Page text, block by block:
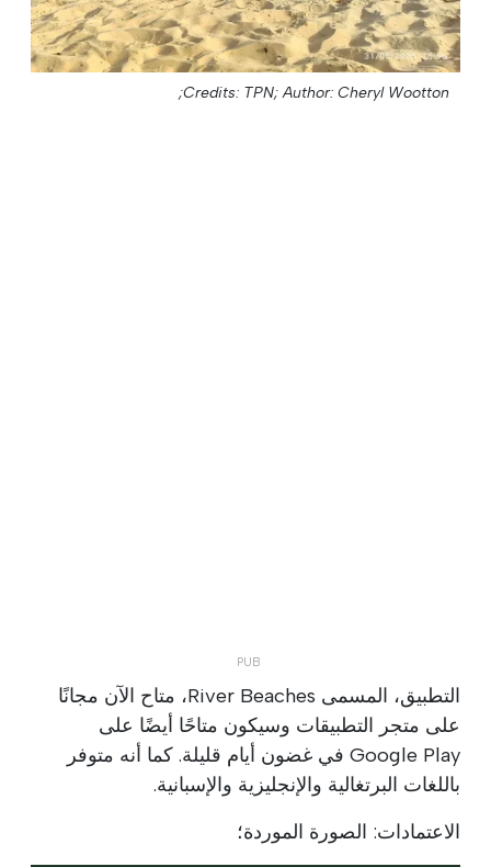
Credits: TPN; Author: Cheryl Wootton;
التطبيق، المسمى River Beaches، متاح الآن مجانًا
على متجر التطبيقات وسيكون متاحًا أيضًا على
Google Play في غضون أيام قليلة. كما أنه متوفر
باللغات البرتغالية والإنجليزية والإسبانية.
الاعتمادات: الصورة الموردة؛